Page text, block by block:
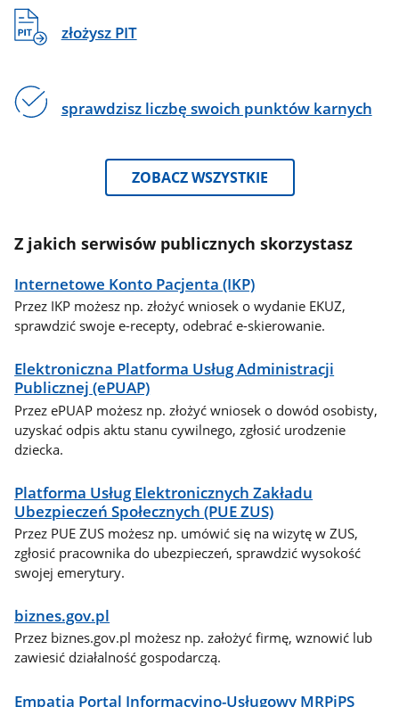
złożysz PIT
sprawdzisz liczbę swoich punktów karnych
ZOBACZ WSZYSTKIE
Z jakich serwisów publicznych skorzystasz
Internetowe Konto Pacjenta (IKP)
Przez IKP możesz np. złożyć wniosek o wydanie EKUZ,
sprawdzić swoje e-recepty, odebrać e-skierowanie.
Elektroniczna Platforma Usług Administracji
Publicznej (ePUAP)
Przez ePUAP możesz np. złożyć wniosek o dowód osobisty,
uzyskać odpis aktu stanu cywilnego, zgłosić urodzenie
dziecka.
Platforma Usług Elektronicznych Zakładu
Ubezpieczeń Społecznych (PUE ZUS)
Przez PUE ZUS możesz np. umówić się na wizytę w ZUS,
zgłosić pracownika do ubezpieczeń, sprawdzić wysokość
swojej emerytury.
biznes.gov.pl
Przez biznes.gov.pl możesz np. założyć firmę, wznowić lub
zawiesić działalność gospodarczą.
Empatia Portal Informacyjno-Usługowy MRPiPS